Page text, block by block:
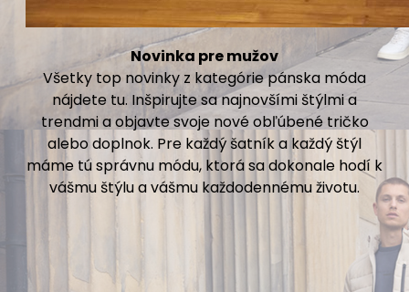
Novinka pre mužov
Všetky top novinky z kategórie pánska móda
nájdete tu. Inšpirujte sa najnovšími štýlmi a
trendmi a objavte svoje nové obľúbené tričko
alebo doplnok. Pre každý šatník a každý štýl
máme tú správnu módu, ktorá sa dokonale hodí k
vášmu štýlu a vášmu každodennému životu.